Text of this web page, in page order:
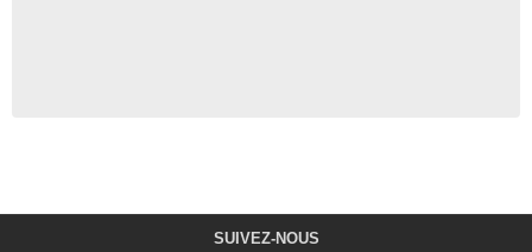
SUIVEZ-NOUS